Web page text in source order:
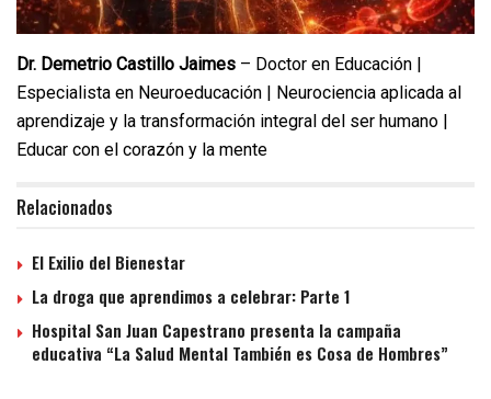
Dr. Demetrio Castillo Jaimes – Doctor en Educación |
Especialista en Neuroeducación | Neurociencia aplicada al
aprendizaje y la transformación integral del ser humano |
Educar con el corazón y la mente
Relacionados
El Exilio del Bienestar
La droga que aprendimos a celebrar: Parte 1
Hospital San Juan Capestrano presenta la campaña
educativa “La Salud Mental También es Cosa de Hombres”